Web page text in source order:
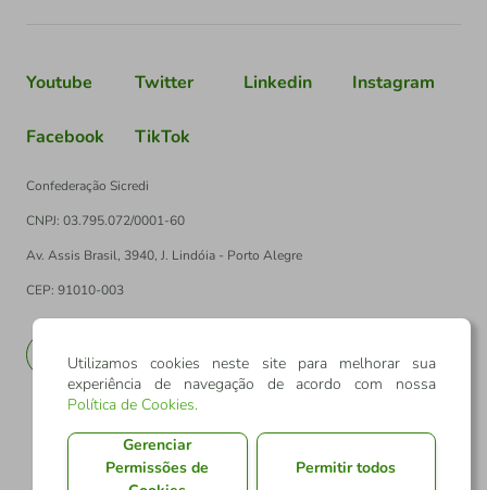
Youtube Twitter Linkedin Instagram
Facebook TikTok
Confederação Sicredi
CNPJ: 03.795.072/0001-60
Av. Assis Brasil, 3940, J. Lindóia - Porto Alegre
CEP: 91010-003
Utilizamos cookies neste site para melhorar sua
experiência de navegação de acordo com nossa
Política de Cookies.
Gerenciar
Permissões de
Permitir todos